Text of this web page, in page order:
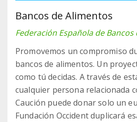
Bancos de Alimentos
Federación Española de
Promovemos un compromiso
bancos de alimentos. Un
como tú decidas. A través de
cualquier persona relacionada
Caución puede donar solo un
Fundación Occident duplicará